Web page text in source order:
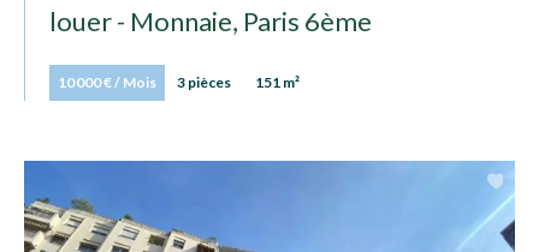
louer - Monnaie, Paris 6ème
10 000 € / Mois 3 pièces 151 m²